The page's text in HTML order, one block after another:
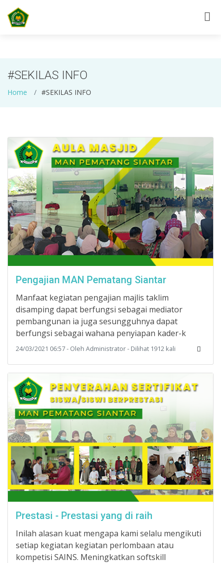
The Wayback Machine -
https://manpematangsiantar.sch.id/tag/sekilas-info
#SEKILAS INFO
Home #SEKILAS INFO
Pengajian MAN Pematang Siantar
Manfaat kegiatan pengajian majlis taklim
disamping dapat berfungsi sebagai mediator
pembangunan ia juga sesungguhnya dapat
berfungsi sebagai wahana penyiapan kader-k
24/03/2021 06:57 - Oleh Administrator - Dilihat 1912 kali
Prestasi - Prestasi yang di raih
Inilah alasan kuat mengapa kami selalu mengikuti
setiap kegiatan kegiatan perlombaan atau
kompetisi SAINS. Meningkatkan softskill